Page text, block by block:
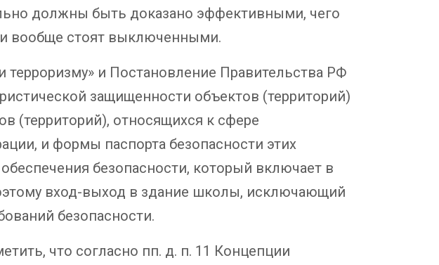
должны быть доказано эффективными, чего
вообще стоят выключенными.
и Постановление Правительства РФ
защищенности объектов (территорий)
(территорий), относящихся к сфере
и формы паспорта безопасности этих
безопасности, который включает в
вход-выход в здание школы, исключающий
безопасности.
что согласно пп. д. п. 11 Концепции